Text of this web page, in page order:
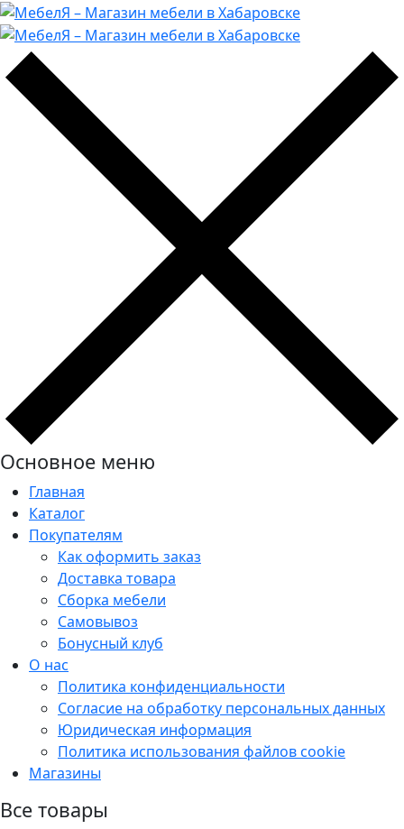
Основное меню
Главная
Каталог
Покупателям
Как оформить заказ
Доставка товара
Сборка мебели
Самовывоз
Бонусный клуб
О нас
Политика конфиденциальности
Согласие на обработку персональных данных
Юридическая информация
Политика использования файлов cookie
Магазины
Все товары